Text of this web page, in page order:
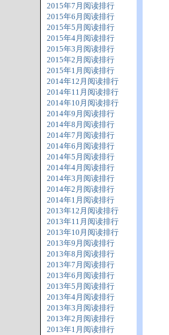
2015年7月阅读排行
2015年6月阅读排行
2015年5月阅读排行
2015年4月阅读排行
2015年3月阅读排行
2015年2月阅读排行
2015年1月阅读排行
2014年12月阅读排行
2014年11月阅读排行
2014年10月阅读排行
2014年9月阅读排行
2014年8月阅读排行
2014年7月阅读排行
2014年6月阅读排行
2014年5月阅读排行
2014年4月阅读排行
2014年3月阅读排行
2014年2月阅读排行
2014年1月阅读排行
2013年12月阅读排行
2013年11月阅读排行
2013年10月阅读排行
2013年9月阅读排行
2013年8月阅读排行
2013年7月阅读排行
2013年6月阅读排行
2013年5月阅读排行
2013年4月阅读排行
2013年3月阅读排行
2013年2月阅读排行
2013年1月阅读排行